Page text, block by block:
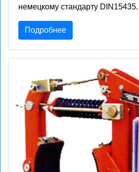
немецкому стандарту DIN15435.
Подробнее